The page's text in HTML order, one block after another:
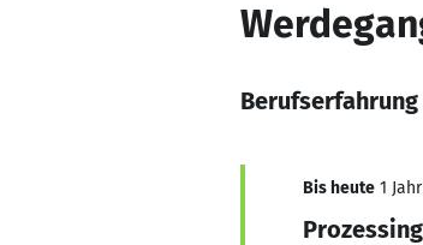
Bis heute 1